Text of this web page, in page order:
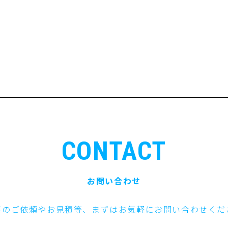
CONTACT
お問い合わせ
ご依頼やお見積等、まずはお気軽にお問い合わせく